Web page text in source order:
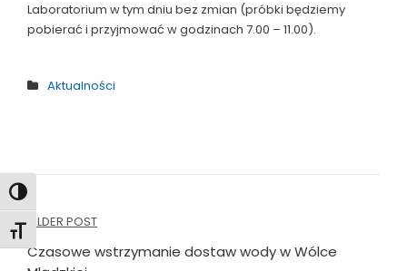
Toggle High Contrast
Toggle Font size
Laboratorium w tym dniu bez zmian (próbki będziemy
pobierać i przyjmować w godzinach 7.00 – 11.00).
Aktualności
Nawigacja
wpisu
OLDER POST
Czasowe wstrzymanie dostaw wody w Wólce